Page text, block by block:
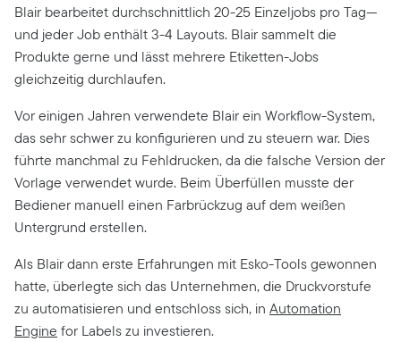
Blair bearbeitet durchschnittlich 20-25 Einzeljobs pro Tag—
und jeder Job enthält 3-4 Layouts. Blair sammelt die
Produkte gerne und lässt mehrere Etiketten-Jobs
gleichzeitig durchlaufen.
Vor einigen Jahren verwendete Blair ein Workflow-System,
das sehr schwer zu konfigurieren und zu steuern war. Dies
führte manchmal zu Fehldrucken, da die falsche Version der
Vorlage verwendet wurde. Beim Überfüllen musste der
Bediener manuell einen Farbrückzug auf dem weißen
Untergrund erstellen.
Als Blair dann erste Erfahrungen mit Esko-Tools gewonnen
hatte, überlegte sich das Unternehmen, die Druckvorstufe
zu automatisieren und entschloss sich, in Automation
Engine for Labels zu investieren.